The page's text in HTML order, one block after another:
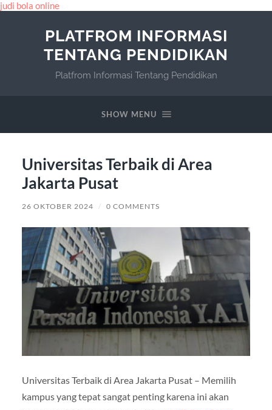
judi bola online
PLATFROM INFORMASI
TENTANG PENDIDIKAN
Platfrom Informasi Tentang Pendidikan
SHOW MENU
Universitas Terbaik di Area
Jakarta Pusat
26 OKTOBER 2024 / 0 COMMENTS
Universitas Terbaik di Area Jakarta Pusat – Memilih
kampus yang tepat sangat penting karena ini akan